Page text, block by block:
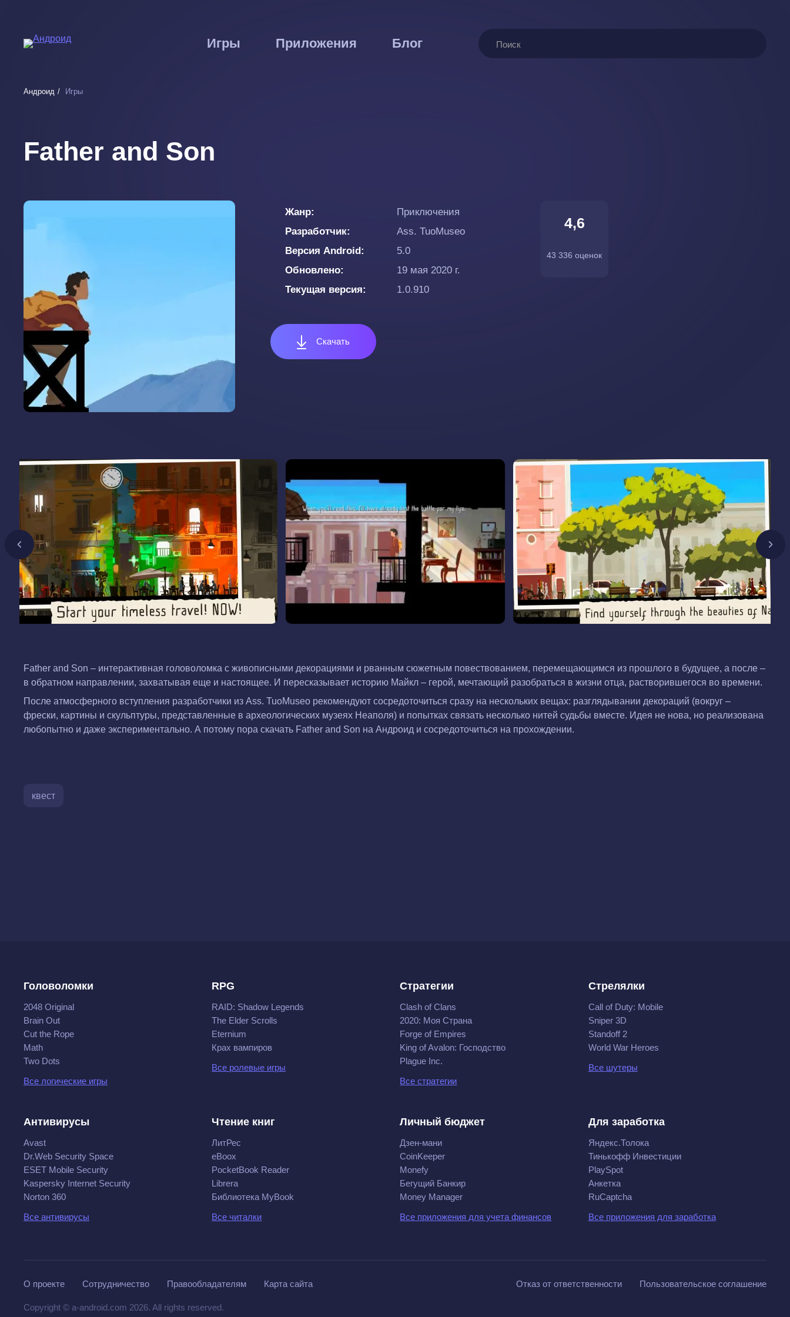
основному
Игры Приложения Блог Поиск
Андроид Игры
Father and Son
Жанр
Приключения
Разработчик
Ass. TuoMuseo
Версия Android
5.0
Обновлено
19 мая 2020 г.
Текущая версия
1.0.910
Скачать
4,6
43 336 оценок
Father and Son – интерактивная головоломка с живописными декорациями и рванным сюжетным повествованием, перемещающимся из прошлого в будущее, а после –
в обратном направлении, захватывая еще и настоящее. И пересказывает историю Майкл – герой, мечтающий разобраться в жизни отца, растворившегося во времени.
После атмосферного вступления разработчики из Ass. TuoMuseo рекомендуют сосредоточиться сразу на нескольких вещах: разглядывании декораций (вокруг –
фрески, картины и скульптуры, представленные в археологических музеях Неаполя) и попытках связать несколько нитей судьбы вместе. Идея не нова, но реализована
любопытно и даже экспериментально. А потому пора скачать Father and Son на Андроид и сосредоточиться на прохождении.
квест
Головоломки
2048 Original
Brain Out
Cut the Rope
Math
Two Dots
Все логические игры
RPG
RAID: Shadow Legends
The Elder Scrolls
Eternium
Крах вампиров
Все ролевые игры
Стратегии
Clash of Clans
2020: Моя Cтрана
Forge of Empires
King of Avalon: Господство
Plague Inc.
Все стратегии
Стрелялки
Call of Duty: Mobile
Sniper 3D
Standoff 2
World War Heroes
Все шутеры
Антивирусы
Avast
Dr.Web Security Space
ESET Mobile Security
Kaspersky Internet Security
Norton 360
Все антивирусы
Чтение книг
ЛитРес
eBoox
PocketBook Reader
Librera
Библиотека MyBook
Все читалки
Личный бюджет
Дзен-мани
CoinKeeper
Monefy
Бегущий Банкир
Money Manager
Все приложения для учета финансов
Для заработка
Яндекс.Толока
Тинькофф Инвестиции
PlaySpot
Анкетка
RuCaptcha
Все приложения для заработка
О проекте Сотрудничество Правообладателям Карта сайта Отказ от ответственности Пользовательское соглашение
Copyright © a-android.com 2026. All rights reserved.